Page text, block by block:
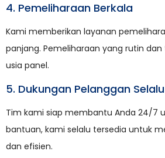
4. Pemeliharaan Berkala
Kami memberikan layanan
panjang. Pemeliharaan yang rutin
usia panel.
5. Dukungan Pelanggan
Tim kami siap membantu Anda 24/7
bantuan, kami selalu tersedia untuk
dan efisien.